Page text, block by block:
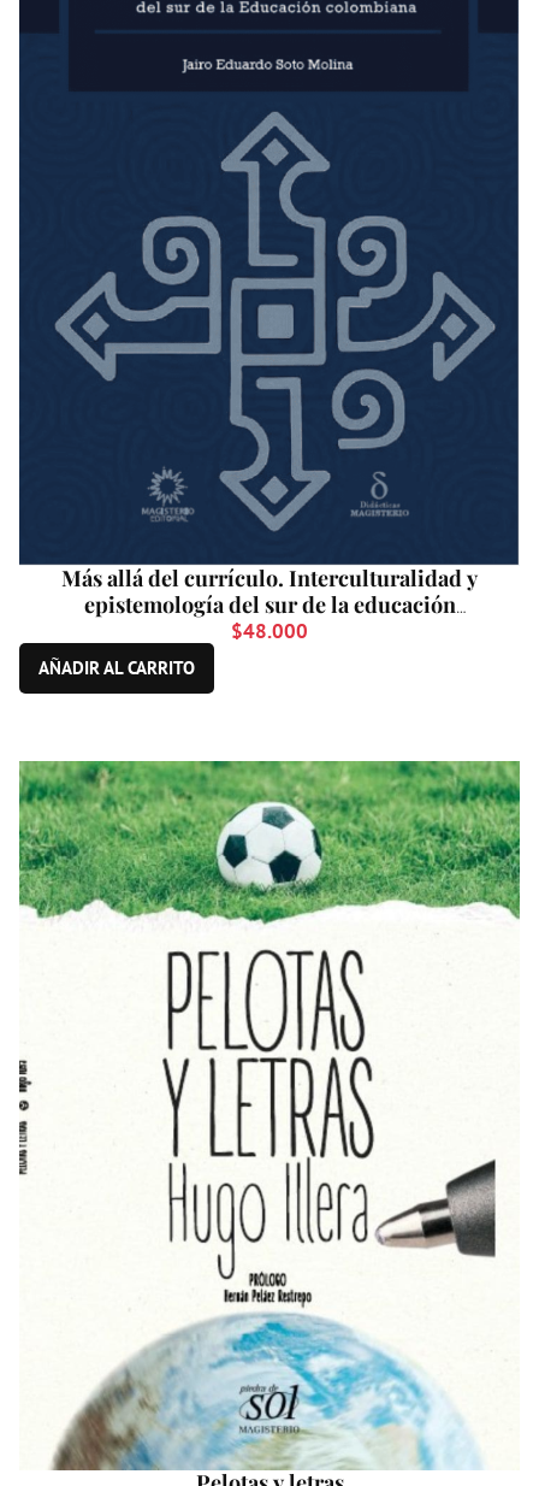
Más allá del currículo. Interculturalidad y
epistemología del sur de la educación
colombiana
$48.000
AÑADIR AL CARRITO